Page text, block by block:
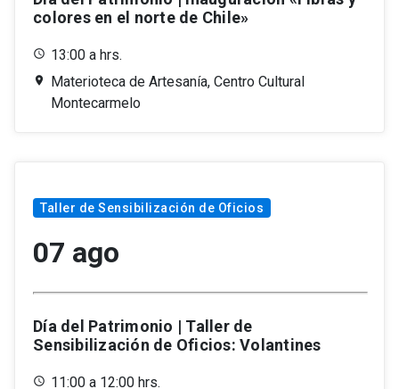
colores en el norte de Chile»
13:00 a hrs.
Materioteca de Artesanía, Centro Cultural
Montecarmelo
Taller de Sensibilización de Oficios
07 ago
Día del Patrimonio | Taller de
Sensibilización de Oficios: Volantines
11:00 a 12:00 hrs.